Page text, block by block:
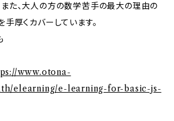
また、大人の方の数学苦手の最大の理由の
手厚くカバーしています。
www.otona-
elearning/e-learning-for-basic-js-